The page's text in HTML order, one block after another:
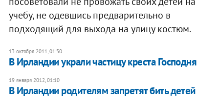
учебу, не одевшись предварительно в
подходящий для выхода на улицу костюм.
13 октября 2011, 01:30
В Ирландии украли частицу креста Господня
19 января 2012, 01:10
В Ирландии родителям запретят бить детей